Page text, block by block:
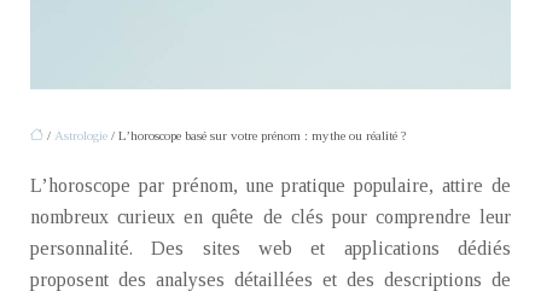
/ Astrologie / L’horoscope basé sur votre prénom : mythe ou réalité ?
L’horoscope par prénom, une pratique populaire, attire de
nombreux curieux en quête de clés pour comprendre leur
personnalité. Des sites web et applications dédiés
proposent des analyses détaillées et des descriptions de